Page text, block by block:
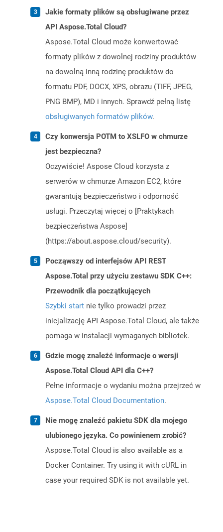
Jakie formaty plików są obsługiwane przez
API Aspose.Total Cloud?
Aspose.Total Cloud może konwertować
formaty plików z dowolnej rodziny produktów
na dowolną inną rodzinę produktów do
formatu PDF, DOCX, XPS, obrazu (TIFF, JPEG,
PNG BMP), MD i innych. Sprawdź pełną listę
obsługiwanych formatów plików.
Czy konwersja POTM to XSLFO w chmurze
jest bezpieczna?
Oczywiście! Aspose Cloud korzysta z
serwerów w chmurze Amazon EC2, które
gwarantują bezpieczeństwo i odporność
usługi. Przeczytaj więcej o [Praktykach
bezpieczeństwa Aspose]
(https://about.aspose.cloud/security).
Począwszy od interfejsów API REST
Aspose.Total przy użyciu zestawu SDK C++:
Przewodnik dla początkujących
Szybki start nie tylko prowadzi przez
inicjalizację API Aspose.Total Cloud, ale także
pomaga w instalacji wymaganych bibliotek.
Gdzie mogę znaleźć informacje o wersji
Aspose.Total Cloud API dla C++?
Pełne informacje o wydaniu można przejrzeć w
Aspose.Total Cloud Documentation.
Nie mogę znaleźć pakietu SDK dla mojego
ulubionego języka. Co powinienem zrobić?
Aspose.Total Cloud is also available as a
Docker Container. Try using it with cURL in
case your required SDK is not available yet.